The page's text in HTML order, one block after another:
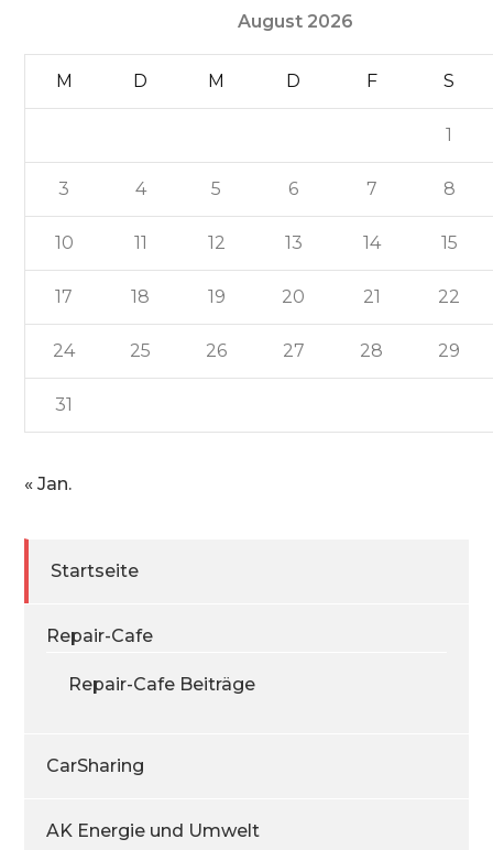
August 2026
M D M D F S
1
3 4 5 6 7 8
10 11 12 13 14 15
17 18 19 20 21 22
24 25 26 27 28 29
31
« Jan.
Startseite
Repair-Cafe
Repair-Cafe Beiträge
CarSharing
AK Energie und Umwelt